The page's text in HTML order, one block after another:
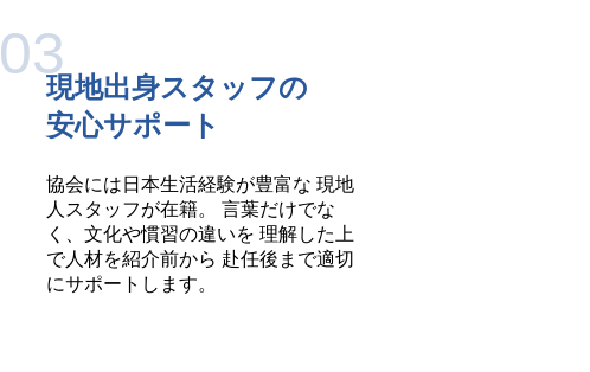
03
現地出身スタッフの
安心サポート
協会には日本生活経験が豊富な 現地
人スタッフが在籍。 言葉だけでな
く、文化や慣習の違いを 理解した上
で人材を紹介前から 赴任後まで適切
にサポートします。